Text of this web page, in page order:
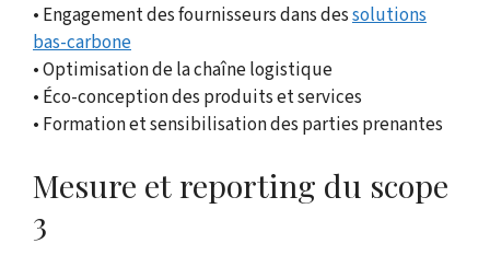
• Engagement des fournisseurs dans dessolutions
bas-carbone
• Optimisation de la chaîne logistique
• Éco-conception des produits et services
• Formation et sensibilisation des parties prenantes
Mesure et reporting du scope
3